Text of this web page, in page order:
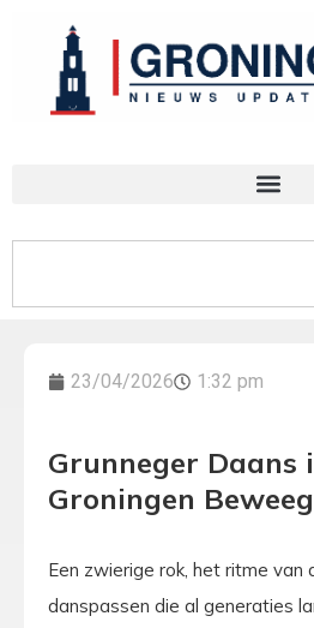
23/04/2026 1:32 pm
Grunneger Daans
Groningen
Een zwierige rok, het ritme van
danspassen die al generaties